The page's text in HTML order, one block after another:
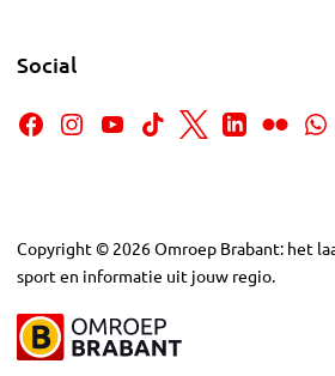
Social
Copyright © 2026Omroep Brabant: het
sport en informatie uit jouw regio.